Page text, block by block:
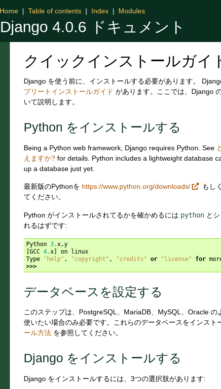
Django 4.0.6 ドキュメント
Home | Table of contents | Index | Modules
クイックインストールガイ
Django を使う前に、インストールする必要があります。
プリートインストールガイド があります。ここでは、Django
いて説明します。
Python をインストールする
Being a Python web framework, Django requires Python. See
えますか? for details. Python includes a lightweight database
up a database just yet.
最新版のPythonを https://www.python.org/downloads/
もし
てください。
Python がインストールされてるかを確かめるには python と
れるはずです:
Python 3. x.y
[GCC 4. x] on linux
Type
"help" , "copyright" , "credits" or "license" for
>>>
データベースを設定する
このステップは、PostgreSQL、MariaDB、MySQL、Oracle
使いたい場合のみ必要です。これらのデータベースをインスト
ール方法 を参照してください。
Django をインストールする
Django をインストールするには、3つの選択肢があります: